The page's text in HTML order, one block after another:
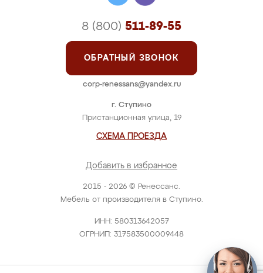
2015 - 2026 © Ренессанс.
Мебель от производителя в Ступино.
ИНН: 580313642057
ОГРНИП: 317583500009448
г. Ступино
Пристанционная улица, 19
СХЕМА ПРОЕЗДА
Добавить в избранное
8 (800) 511-89-55
ОБРАТНЫЙ ЗВОНОК
corp-renessans@yandex.ru